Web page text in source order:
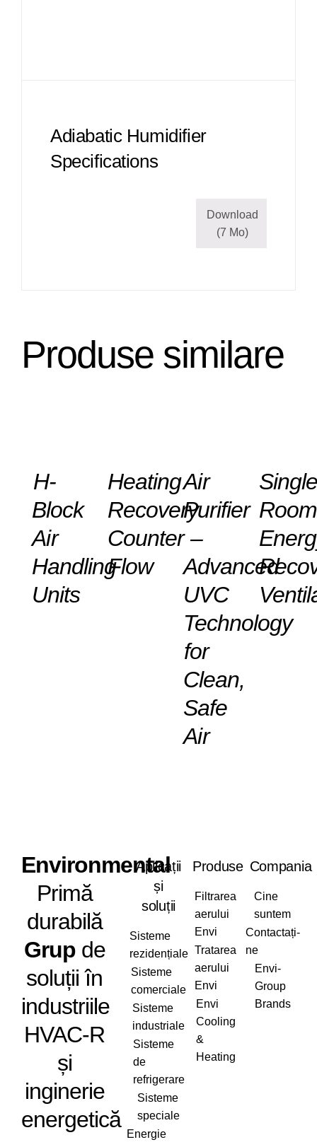
Adiabatic Humidifier
Specifications
Download
(7 Mo)
Produse similare
H-
Block
Air
Handling
Units
Heating
Recovery
Counter
Flow
Air
Purifier
–
Advanced
UVC
Technology
for
Clean,
Safe
Air
Room
Environmental
Primă
durabilă
Grupde
soluții în
industriile
HVAC-R
și
inginerie
energetică
Aplicații
și
soluții
Sisteme
rezidențiale
Sisteme
comerciale
Sisteme
industriale
Sisteme
de
refrigerare
Sisteme
speciale
Energie
Produse
Filtrarea
aerului
Envi
Tratarea
aerului
Envi
Envi
Cooling
&
Heating
Compania
Cine
suntem
Contactați-
ne
Envi-
Group
Brands